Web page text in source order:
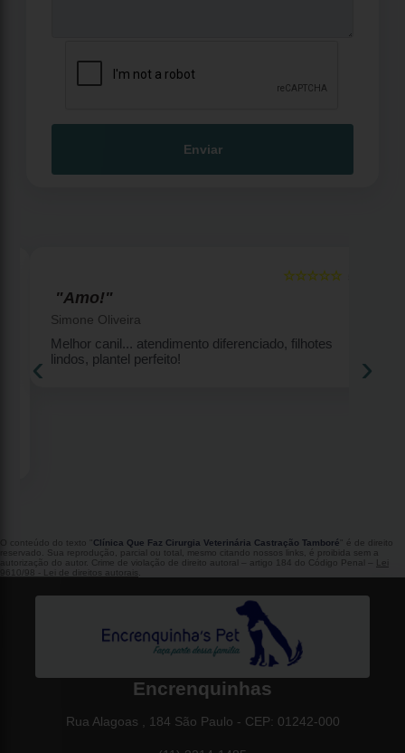
Enviar
☆☆☆☆☆
"Amo!"
Simone Oliveira
Melhor canil... atendimento diferenciado, filhotes
lindos, plantel perfeito!
‹ ›
O conteúdo do texto " Clínica Que Faz Cirurgia Veterinária Castração Tamboré " é de direito
reservado. Sua reprodução, parcial ou total, mesmo citando nossos links, é proibida sem a
autorização do autor. Crime de violação de direito autoral – artigo 184 do Código Penal –
Lei
9610/98 - Lei de direitos autorais .
Encrenquinhas
Rua Alagoas , 184 São Paulo - CEP: 01242-000